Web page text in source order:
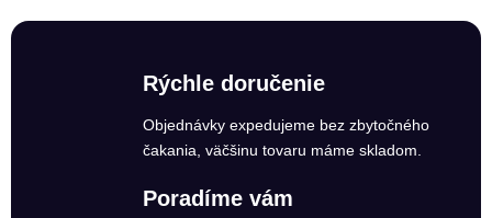
Rýchle doručenie
Objednávky expedujeme bez zbytočného
čakania, väčšinu tovaru máme skladom.
Poradíme vám